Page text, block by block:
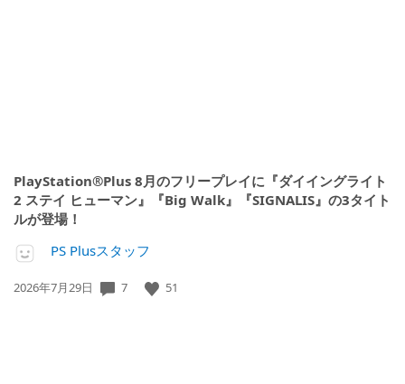
PlayStation®Plus 8月のフリープレイに『ダイイングライト
2 ステイ ヒューマン』『Big Walk』『SIGNALIS』の3タイト
ルが登場！
PS Plusスタッフ
公
2026年7月29日 7 51